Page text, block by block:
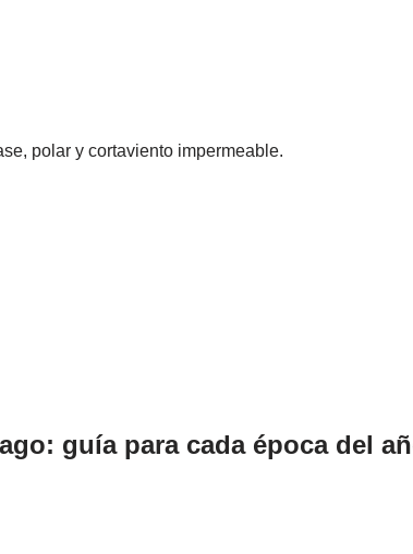
polar y cortaviento impermeable.
guía para cada época del